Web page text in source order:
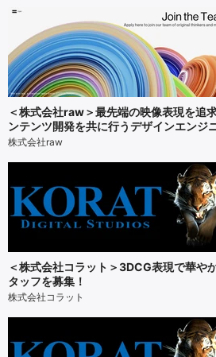
＜株式会社raw＞最先端の映像表現を追
ンテンツ開発を共に行うデザインエンジ
株式会社raw
＜株式会社コラット＞3DCG表現で華や
タッフを募集！
株式会社コラット